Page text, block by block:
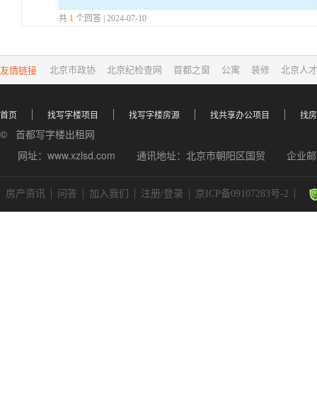
威机构的最新报告来确认。北京嘉铭中心写字楼出租率
共 1 个回答 | 2024-07-10
友情链接 北京市政协 北京纪检查网 首都之窗 公寓 装修 北京人
首页 找写字楼项目 找写字楼房源 找共享办公项目 找
© 首都写字楼出租网
网址：www.xzlsd.com
通讯地址：北京市朝阳区国贸 企业
房产资讯 问答 加入我们 注册/登录 京ICP备09107283号-2